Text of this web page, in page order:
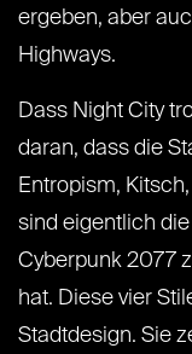
ergeben, aber
Highways.
Dass Night City
daran, dass die
Entropism,
sind eigentlich
Cyberpunk 2077
hat. Diese vier
Stadtdesign. Sie